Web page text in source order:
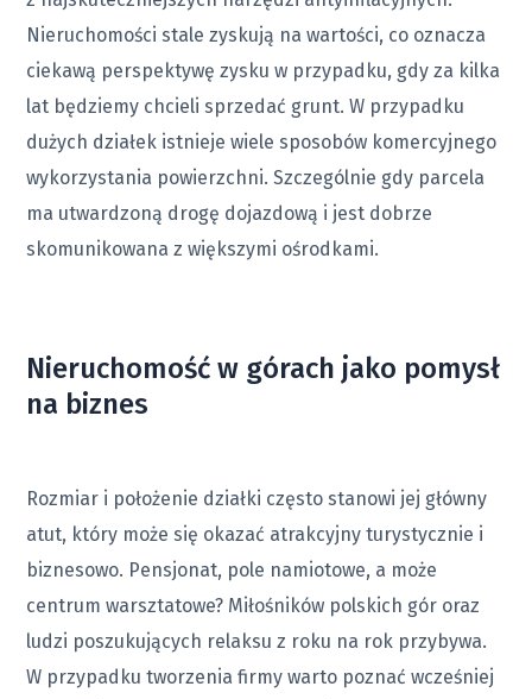
Nieruchomości stale zyskują na wartości, co oznacza
ciekawą perspektywę zysku w przypadku, gdy za kilka
lat będziemy chcieli sprzedać grunt. W przypadku
dużych działek istnieje wiele sposobów komercyjnego
wykorzystania powierzchni. Szczególnie gdy parcela
ma utwardzoną drogę dojazdową i jest dobrze
skomunikowana z większymi ośrodkami.
Nieruchomość w górach jako pomysł
na biznes
Rozmiar i położenie działki często stanowi jej główny
atut, który może się okazać atrakcyjny turystycznie i
biznesowo. Pensjonat, pole namiotowe, a może
centrum warsztatowe? Miłośników polskich gór oraz
ludzi poszukujących relaksu z roku na rok przybywa.
W przypadku tworzenia firmy warto poznać wcześniej